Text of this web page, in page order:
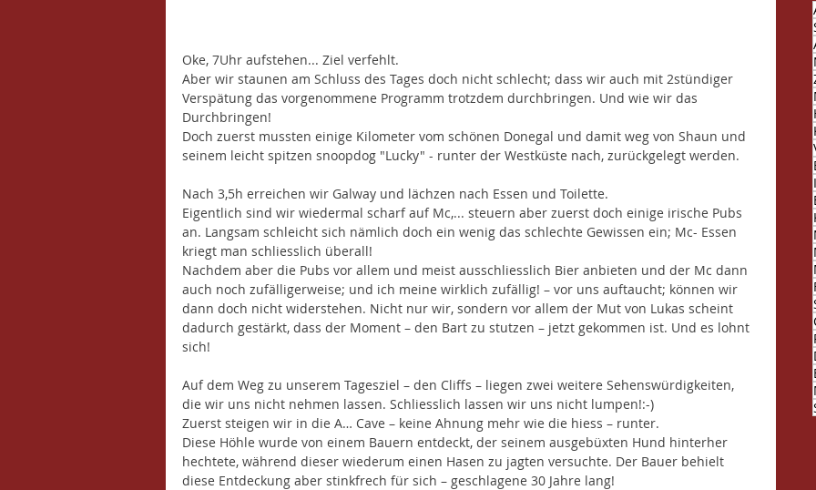
Oke, 7Uhr aufstehen... Ziel verfehlt.
Aber wir staunen am Schluss des Tages doch nicht schlecht; dass wir auch mit 2stündiger
Verspätung das vorgenommene Programm trotzdem durchbringen. Und wie wir das
Durchbringen!
Doch zuerst mussten einige Kilometer vom schönen Donegal und damit weg von Shaun und
seinem leicht spitzen snoopdog "Lucky" - runter der Westküste nach, zurückgelegt werden.
Nach 3,5h erreichen wir Galway und lächzen nach Essen und Toilette.
Eigentlich sind wir wiedermal scharf auf Mc,... steuern aber zuerst doch einige irische Pubs
an. Langsam schleicht sich nämlich doch ein wenig das schlechte Gewissen ein; Mc- Essen
kriegt man schliesslich überall!
Nachdem aber die Pubs vor allem und meist ausschliesslich Bier anbieten und der Mc dann
auch noch zufälligerweise; und ich meine wirklich zufällig! – vor uns auftaucht; können wir
dann doch nicht widerstehen. Nicht nur wir, sondern vor allem der Mut von Lukas scheint
dadurch gestärkt, dass der Moment – den Bart zu stutzen – jetzt gekommen ist. Und es lohnt
sich!
Auf dem Weg zu unserem Tagesziel – den Cliffs – liegen zwei weitere Sehenswürdigkeiten,
die wir uns nicht nehmen lassen. Schliesslich lassen wir uns nicht lumpen!:-)
Zuerst steigen wir in die A… Cave – keine Ahnung mehr wie die hiess – runter.
Diese Höhle wurde von einem Bauern entdeckt, der seinem ausgebüxten Hund hinterher
hechtete, während dieser wiederum einen Hasen zu jagten versuchte. Der Bauer behielt
diese Entdeckung aber stinkfrech für sich – geschlagene 30 Jahre lang!